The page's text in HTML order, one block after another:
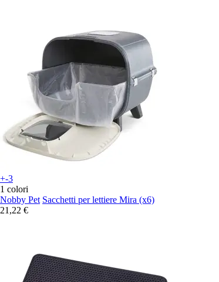
+-3
1 colori
Nobby Pet Sacchetti per lettiere Mira (x6)
21,22 €